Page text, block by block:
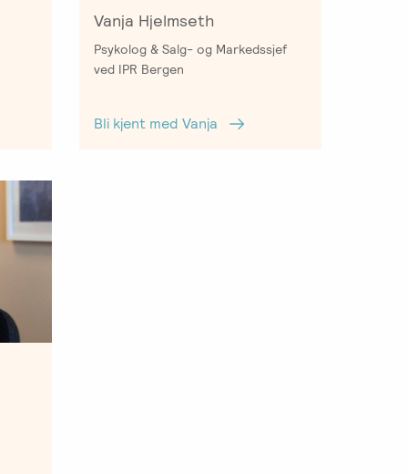
Vanja Hjelmseth
Psykolog & Salg- og Markedssjef
ved IPR Bergen
Bli kjent med Vanja